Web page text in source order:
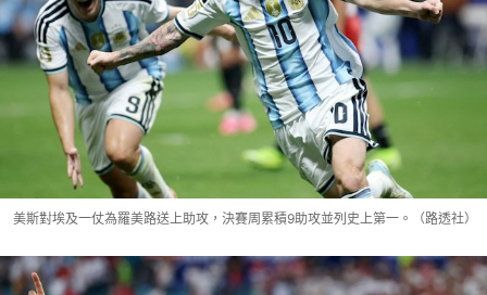
美斯對埃及一仗為羅美路送上助攻，決賽周累積9助攻並列史上第一。（路透社）